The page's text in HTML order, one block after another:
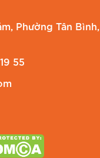
Phường Tân Bình,
55